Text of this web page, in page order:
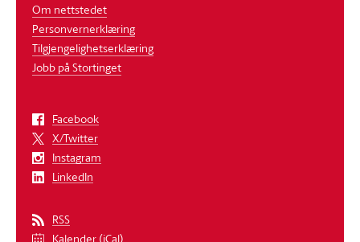
Om nettstedet
Personvernerklæring
Tilgjengelighetserklæring
Jobb på Stortinget
Facebook
X/Twitter
Instagram
LinkedIn
RSS
Kalender (iCal)